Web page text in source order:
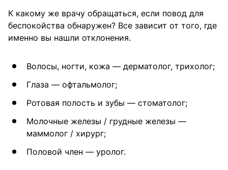
К какому же врачу обращаться, если повод для
беспокойства обнаружен? Все зависит от того, где
именно вы нашли отклонения.
Волосы, ногти, кожа — дерматолог, трихолог;
Глаза — офтальмолог;
Ротовая полость и зубы — стоматолог;
Молочные железы / грудные железы —
маммолог / хирург;
Половой член — уролог.